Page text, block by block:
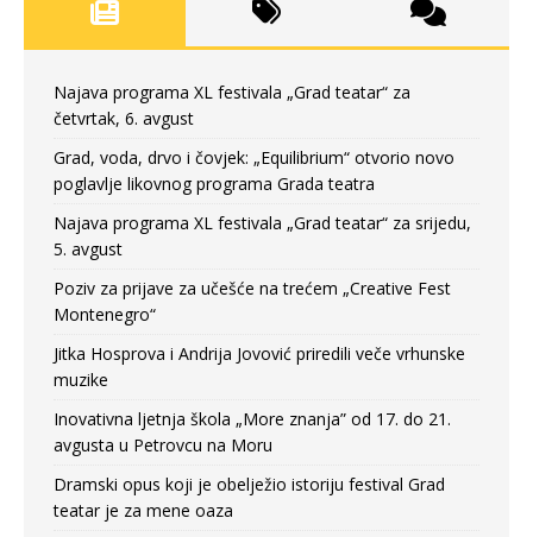
Najava programa XL festivala „Grad teatar“ za
četvrtak, 6. avgust
Grad, voda, drvo i čovjek: „Equilibrium“ otvorio novo
poglavlje likovnog programa Grada teatra
Najava programa XL festivala „Grad teatar“ za srijedu,
5. avgust
Poziv za prijave za učešće na trećem „Creative Fest
Montenegro“
Jitka Hosprova i Andrija Jovović priredili veče vrhunske
muzike
Inovativna ljetnja škola „More znanja” od 17. do 21.
avgusta u Petrovcu na Moru
Dramski opus koji je obelježio istoriju festival Grad
teatar je za mene oaza